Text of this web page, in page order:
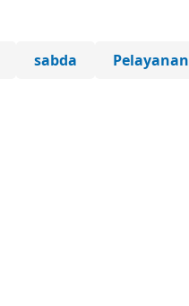
sabda Pelayanan